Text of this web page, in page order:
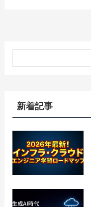
新着記事